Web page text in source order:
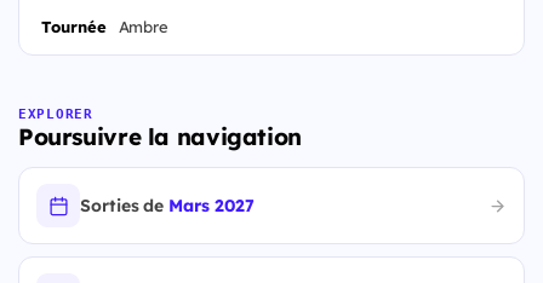
Tournée Ambre
EXPLORER
Poursuivre la navigation
Sorties de Mars 2027